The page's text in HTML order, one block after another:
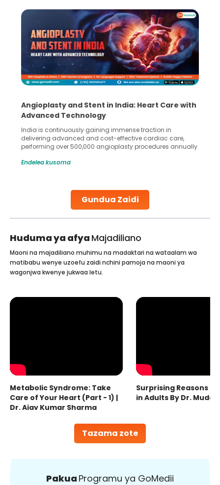
Gundua Zaidi
Angioplasty and Stent in India: Heart Care with
Advanced Technology
India is continuously gaining immense traction in
delivering advanced and cost-effective cardiac care,
performing over 500,000 angioplasty procedures annually
globe are searching for treatments like angioplasty and
Studies, such as one published
Endelea kusoma
Huduma ya afya Majadiliano
Tazama zote
Maoni na majadiliano muhimu na madaktari na wataalam wa
matibabu wenye uzoefu zaidi nchini pamoja na maoni ya
wagonjwa kwenye jukwaa letu.
Metabolic Syndrome: Take
Care of Your Heart (Part - 1) |
Dr. Ajay Kumar Sharma
Surprising Reasons
in Adults By Dr.
Pakua Programu ya GoMedii